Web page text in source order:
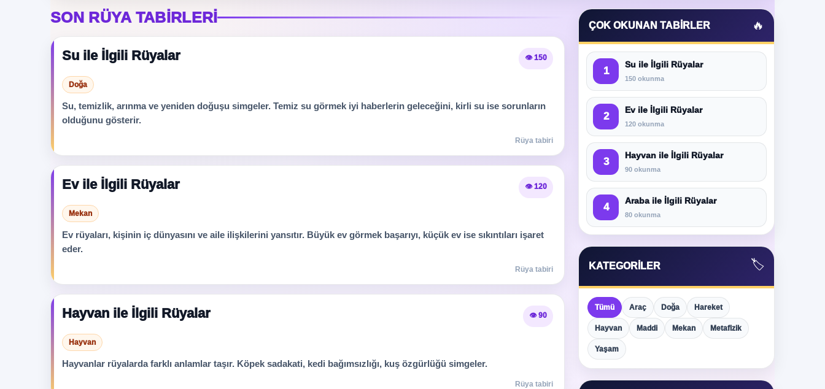
SON RÜYA TABIRLERI
Su ile İlgili Rüyalar 👁️ 150
Doğa
Su, temizlik, arınma ve yeniden doğuşu simgeler. Temiz su görmek iyi haberlerin geleceğini, kirli su ise sorunların
olduğunu gösterir.
Rüya tabiri
Ev ile İlgili Rüyalar 👁️ 120
Mekan
Ev rüyaları, kişinin iç dünyasını ve aile ilişkilerini yansıtır. Büyük ev görmek başarıyı, küçük ev ise sıkıntıları işaret
eder.
Rüya tabiri
Hayvan ile İlgili Rüyalar 👁️ 90
Hayvan
Hayvanlar rüyalarda farklı anlamlar taşır. Köpek sadakati, kedi bağımsızlığı, kuş özgürlüğü simgeler.
Rüya tabiri
ÇOK OKUNAN TABIRLER 🔥
1
Su ile İlgili Rüyalar
150 okunma
2
Ev ile İlgili Rüyalar
120 okunma
3
Hayvan ile İlgili Rüyalar
90 okunma
4
Araba ile İlgili Rüyalar
80 okunma
KATEGORILER 🏷️
Tümü Araç Doğa Hareket
Hayvan Maddi Mekan Metafizik
Yaşam